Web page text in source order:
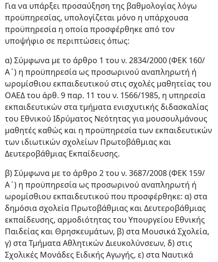
Για να υπάρξει προσαύξηση της βαθμολογίας λόγω
προϋπηρεσίας, υπολογίζεται μόνο η υπάρχουσα
προϋπηρεσία η οποία προσφέρθηκε από τον
υποψήφιο σε περιπτώσεις όπως:
α) Σύμφωνα με το άρθρο 1 του ν. 2834/2000 (ΦΕΚ 160/
Α΄) η προϋπηρεσία ως προσωρινού αναπληρωτή ή
ωρομίσθιου εκπαιδευτικού στις σχολές μαθητείας του
ΟΑΕΔ του άρθ. 9 παρ. 11 του ν. 1566/1985, η υπηρεσία
εκπαιδευτικών στα τμήματα ενισχυτικής διδασκαλίας
του Εθνικού Ιδρύματος Νεότητας για μουσουλμάνους
μαθητές καθώς και η προϋπηρεσία των εκπαιδευτικών
των ιδιωτικών σχολείων Πρωτοβάθμιας και
Δευτεροβάθμιας Εκπαίδευσης.
β) Σύμφωνα με το άρθρο 2 του ν. 3687/2008 (ΦΕΚ 159/
Α΄) η προϋπηρεσία ως προσωρινού αναπληρωτή ή
ωρομίσθιου εκπαιδευτικού που προσφέρθηκε: α) στα
δημόσια σχολεία Πρωτοβάθμιας και Δευτεροβάθμιας
εκπαίδευσης, αρμοδιότητας του Υπουργείου Εθνικής
Παιδείας και Θρησκευμάτων, β) στα Μουσικά Σχολεία,
γ) στα Τμήματα Αθλητικών Διευκολύνσεων, δ) στις
Σχολικές Μονάδες Ειδικής Αγωγής, ε) στα Ναυτικά